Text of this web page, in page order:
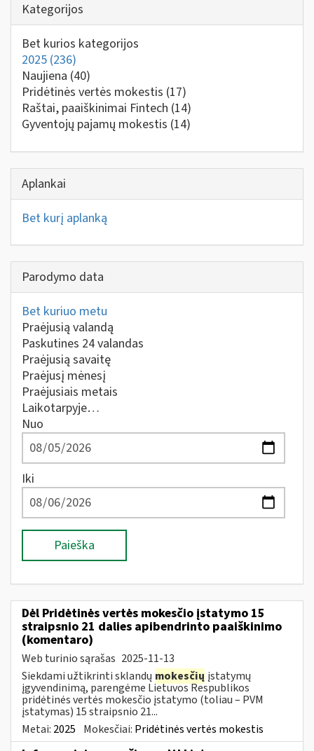
Kategorijos
Bet kurios kategorijos
2025 (236)
Naujiena (40)
Pridėtinės vertės mokestis (17)
Raštai, paaiškinimai Fintech (14)
Gyventojų pajamų mokestis (14)
Aplankai
Bet kurį aplanką
Parodymo data
Bet kuriuo metu
Praėjusią valandą
Paskutines 24 valandas
Praėjusią savaitę
Praėjusį mėnesį
Praėjusiais metais
Laikotarpyje…
Nuo
Iki
Paieška
Dėl Pridėtinės vertės mokesčio įstatymo 15
straipsnio 21 dalies apibendrinto paaiškinimo
(komentaro)
Web turinio sąrašas 2025-11-13
Siekdami užtikrinti sklandų mokesčių įstatymų
įgyvendinimą, parengėme Lietuvos Respublikos
pridėtinės vertės mokesčio įstatymo (toliau – PVM
įstatymas) 15 straipsnio 21...
Metai: 2025 Mokesčiai: Pridėtinės vertės mokestis